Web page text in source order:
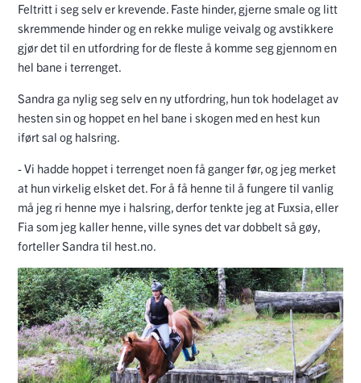
Feltritt i seg selv er krevende. Faste hinder, gjerne smale og litt
skremmende hinder og en rekke mulige veivalg og avstikkere
gjør det til en utfordring for de fleste å komme seg gjennom en
hel bane i terrenget.
Sandra ga nylig seg selv en ny utfordring, hun tok hodelaget av
hesten sin og hoppet en hel bane i skogen med en hest kun
iført sal og halsring.
- Vi hadde hoppet i terrenget noen få ganger før, og jeg merket
at hun virkelig elsket det. For å få henne til å fungere til vanlig
må jeg ri henne mye i halsring, derfor tenkte jeg at Fuxsia, eller
Fia som jeg kaller henne, ville synes det var dobbelt så gøy,
forteller Sandra til hest.no.